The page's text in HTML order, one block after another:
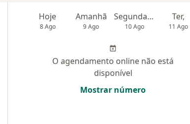
Hoje
8 Ago
Amanhã
9 Ago
Segunda-feira
10 Ago
Ter,
11 Ago
O agendamento online não está
disponível
Mostrar número